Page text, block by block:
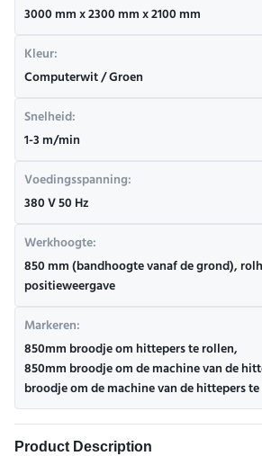
3000 mm x 2300 mm x 2100 mm
Kleur:
Computerwit / Groen
Snelheid:
1-3 m/min
Voedingsspanning:
380 V 50 Hz
Werkhoogte:
850 mm (bandhoogte vanaf de grond),
positieweergave
Markeren:
850mm broodje om hittepers te rollen,
850mm broodje om de machine van de
broodje om de machine van de hittepers
Product Description